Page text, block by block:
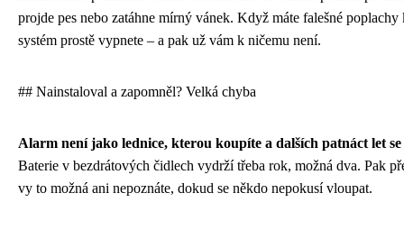
projde pes nebo zatáhne mírný vánek. Když máte falešné poplachy
systém prostě vypnete – a pak už vám k ničemu není.
## Nainstaloval a zapomněl? Velká chyba
Alarm není jako lednice, kterou koupíte a dalších patnáct let se
Baterie v bezdrátových čidlech vydrží třeba rok, možná dva. Pak
vy to možná ani nepoznáte, dokud se někdo nepokusí vloupat.